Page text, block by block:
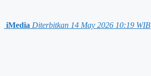
iMedia Diterbitkan 14 May 2026 10:19 WIB